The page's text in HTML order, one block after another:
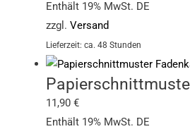
Enthält 19% MwSt. DE
zzgl. Versand
Lieferzeit: ca. 48 Stunden
11,90 €
Enthält 19% MwSt. DE